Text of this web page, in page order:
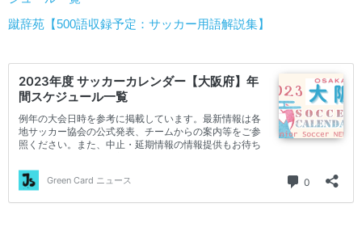
蹴辞苑【500語収録予定：サッカー用語解説集】